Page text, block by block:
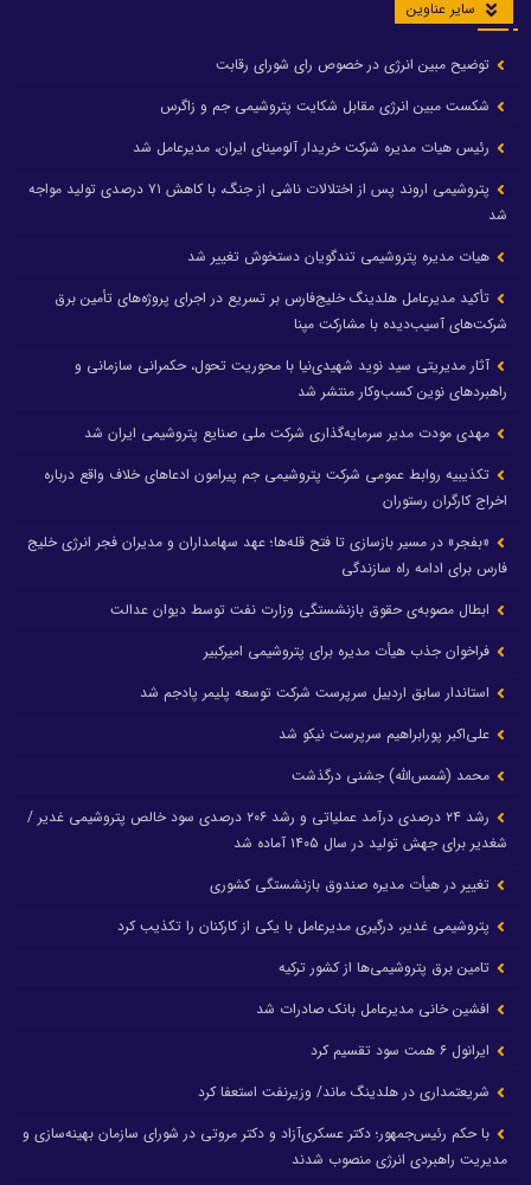
سایر عناوین
توضیح مبین انرژی در خصوص رای شورای رقابت
شکست مبین انرژی مقابل شکایت پتروشیمی جم و زاگرس
رئیس هیات مدیره شرکت خریدار آلومینای ایران، مدیرعامل شد
پتروشیمی اروند پس از اختلالات ناشی از جنگ، با کاهش ۷۱ درصدی تولید مواجه
شد
هیات مدیره پتروشیمی تندگویان دستخوش تغییر شد
تأکید مدیرعامل هلدینگ خلیج‌فارس بر تسریع در اجرای پروژه‌های تأمین برق
شرکت‌های آسیب‌دیده با مشارکت مپنا
آثار مدیریتی سید نوید شهیدی‌نیا با محوریت تحول، حکمرانی سازمانی و
راهبردهای نوین کسب‌وکار منتشر شد
مهدی مودت مدیر سرمایه‌گذاری شرکت ملی صنایع پتروشیمی ایران شد
تکذیبیه روابط عمومی شرکت پتروشیمی جم پیرامون ادعاهای خلاف واقع درباره
اخراج کارگران رستوران
«بفجر» در مسیر بازسازی تا فتح قله‌ها؛ عهد سهامداران و مدیران فجر انرژی خلیج
فارس برای ادامه راه سازندگی
ابطال مصوبه‌ی حقوق بازنشستگی وزارت نفت توسط دیوان عدالت
فراخوان جذب هیأت مدیره برای پتروشیمی امیرکبیر
استاندار سابق اردبیل سرپرست شرکت توسعه پلیمر پادجم شد
علی‌اکبر پورابراهیم سرپرست نیکو شد
محمد (شمس‌الله) جشنی درگذشت
رشد ۲۴ درصدی درآمد عملیاتی و رشد ۲۰۶ درصدی سود خالص پتروشیمی غدیر /
شغدیر برای جهش تولید در سال ۱۴۰۵ آماده شد
تغییر در هیأت مدیره صندوق بازنشستگی کشوری
پتروشیمی غدیر، درگیری مدیرعامل با یکی از کارکنان را تکذیب کرد
تامین برق پتروشیمی‌ها از کشور ترکیه
افشین خانی مدیرعامل بانک صادرات شد
ایرانول ۶ همت سود تقسیم کرد
شریعتمداری در هلدینگ ماند/ وزیرنفت استعفا کرد
با حکم رئیس‌جمهور؛ دکتر عسکری‌آزاد و دکتر مروتی در شورای سازمان بهینه‌سازی و
مدیریت راهبردی انرژی منصوب شدند